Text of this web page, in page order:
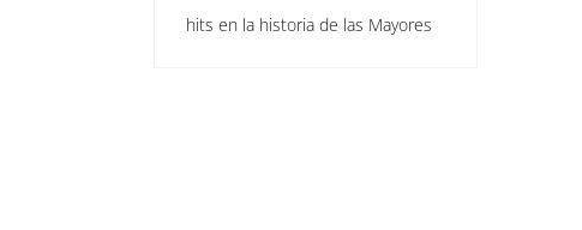
hits en la historia de las Mayores